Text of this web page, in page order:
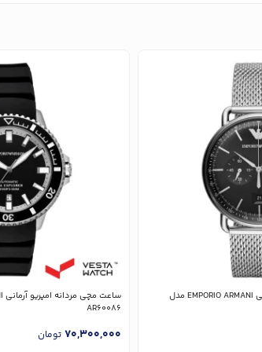
ساعت مچی مردانه امپریو آرمانی EMPORIO ARMANI مدل
AR60086
70,300,000 تومان